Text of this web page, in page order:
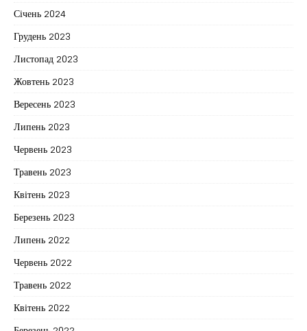
Січень 2024
Грудень 2023
Листопад 2023
Жовтень 2023
Вересень 2023
Липень 2023
Червень 2023
Травень 2023
Квітень 2023
Березень 2023
Липень 2022
Червень 2022
Травень 2022
Квітень 2022